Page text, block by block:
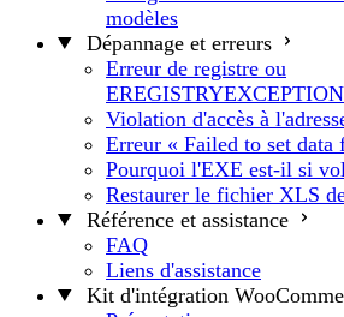
modèles
Dépannage et erreurs
Erreur de registre ou
EREGISTRYEXCEPTION
Violation d'accès à
Erreur « Failed to set data
Pourquoi l'EXE est-il si
Restaurer le fichier XLS
Référence et assistance
FAQ
Liens d'assistance
Kit d'intégration